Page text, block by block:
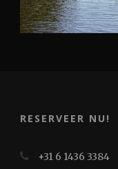
RESERVEER NU!
+31 6 1436 3384